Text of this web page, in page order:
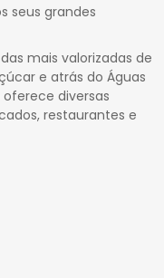
seus grandes
mais valorizadas de
e atrás do Águas
oferece diversas
restaurantes e